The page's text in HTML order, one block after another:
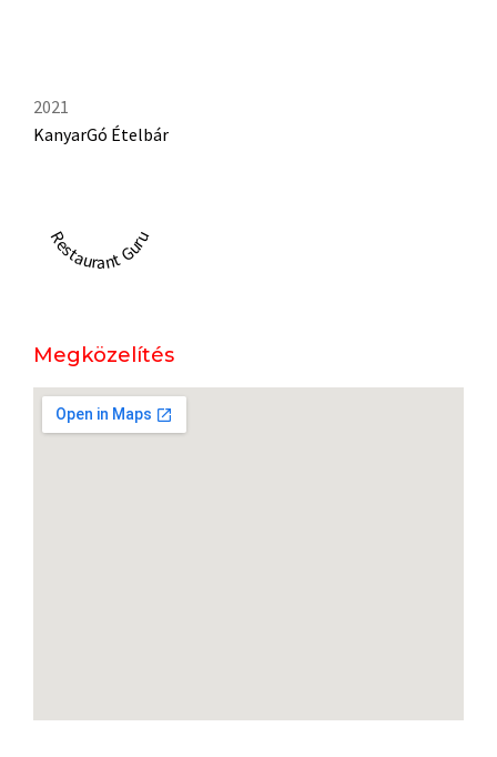
2021
KanyarGó Ételbár
Restaurant Guru
Megközelítés